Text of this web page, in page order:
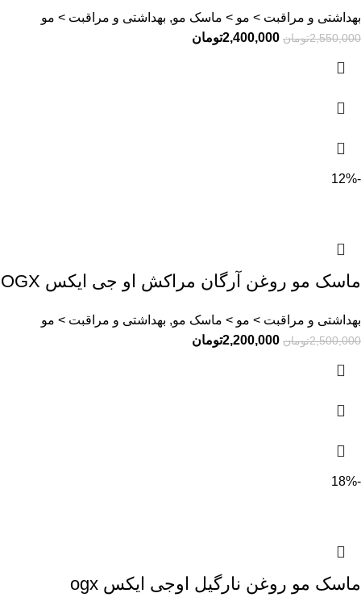
بهداشتی و مراقبت > مو > ماسک مو, بهداشتی و مراقبت > مو
2,550,000تومان 2,400,000تومان
-12%
ماسک مو روغن آرگان مراکش او جی ایکس OGX
بهداشتی و مراقبت > مو > ماسک مو, بهداشتی و مراقبت > مو
2,500,000تومان 2,200,000تومان
-18%
ماسک مو روغن نارگیل اوجی ایکس ogx